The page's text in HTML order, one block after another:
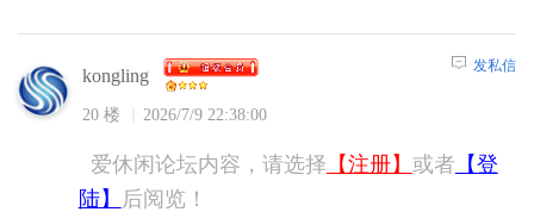
kongling
20 楼 2026/7/9 22:38:00
发私信
爱休闲论坛内容，请选择 【注册】 或者 【登
陆】
后阅览！